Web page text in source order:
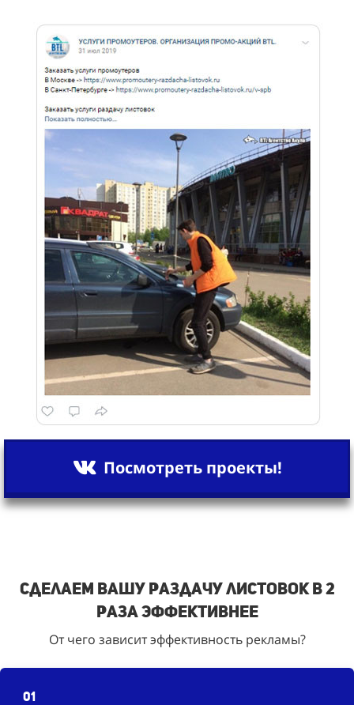
Посмотреть проекты!
Сделаем вашу раздачу листовок в 2
раза эффективнее
От чего зависит эффективность рекламы?
01